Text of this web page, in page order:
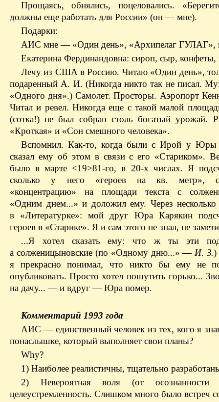
Прощаясь, обнялись, поцеловались.
должны еще работать для России» (он — мне).
Подарки:
АИС мне — «Один день», «Архипелаг ГУЛАГ»,
Екатерина Фердинандовна: сироп, сыр, конфеты,
Лечу из США в Россию. Читаю «Один день»,
подаренный А. И. (Никогда никто так не писал.
«Одного дня».) Самолет. Просторы. Аэропорт
Читал и ревел. Никогда еще с такой малой
(сотка!) не был собран столь богатый урожай.
«Кроткая» и «Сон смешного человека».
Вспомнил. Как-то, когда были с Ирой у Юры
сказал ему об этом в связи с его «Стариком».
было в марте <19>81-го, в 20‑х числах. Я
сколько у него «героев на кв. метр»,
«концентрацию» на площади текста с
«Одним днем...» и доложил ему. Через
в «Литературке»: мой друг Юра Карякин
героев в «Старике». Я и сам этого не знал, не
...Я хотел сказать ему: что ж ты эти
а солженицыновские (по «Одному дню...» —И. З.)
я прекрасно понимал, что никто бы ему не
опубликовать. Просто хотел пошутить горько...
на дачу... — и вдруг — Юра помер.
Комментарий 1993 года
АИС — единственный человек из тех, кого я
понаслышке, который выполняет свои планы?
Why?
1) Наиболее реалистичны, тщательно
2) Невероятная воля (от осознанности
целеустремленность. Слишком много было встреч